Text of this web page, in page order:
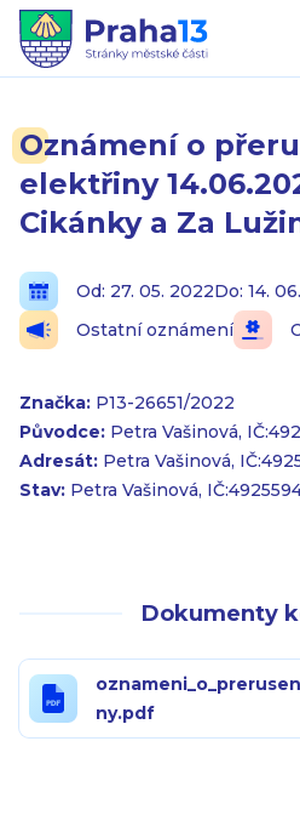
Oznámení o
elektřiny
Cikánky a Za
Od: 27. 05. 2022Do: 14.
Ostatní oznámení
Značka: P13-26651/2022
Původce: Petra Vašinová,
Adresát: Petra Vašinová,
Stav: Petra Vašinová,
Dokumenty
ny.pdf